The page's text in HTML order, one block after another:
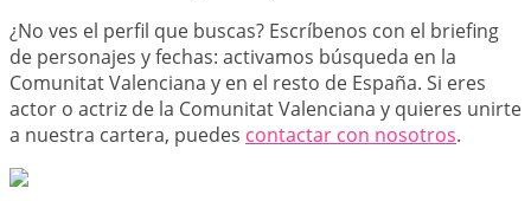
¿No ves el perfil que buscas? Escríbenos con el briefing
de personajes y fechas: activamos búsqueda en la
Comunitat Valenciana y en el resto de España. Si eres
actor o actriz de la Comunitat Valenciana y quieres unirte
a nuestra cartera, puedes contactar con nosotros.